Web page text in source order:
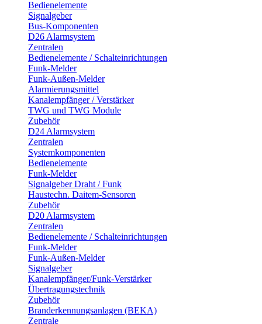
Bedienelemente
Signalgeber
Bus-Komponenten
D26 Alarmsystem
Zentralen
Bedienelemente / Schalteinrichtungen
Funk-Melder
Funk-Außen-Melder
Alarmierungsmittel
Kanalempfänger / Verstärker
TWG und TWG Module
Zubehör
D24 Alarmsystem
Zentralen
Systemkomponenten
Bedienelemente
Funk-Melder
Signalgeber Draht / Funk
Haustechn. Daitem-Sensoren
Zubehör
D20 Alarmsystem
Zentralen
Bedienelemente / Schalteinrichtungen
Funk-Melder
Funk-Außen-Melder
Signalgeber
Kanalempfänger/Funk-Verstärker
Übertragungstechnik
Zubehör
Branderkennungsanlagen (BEKA)
Zentrale